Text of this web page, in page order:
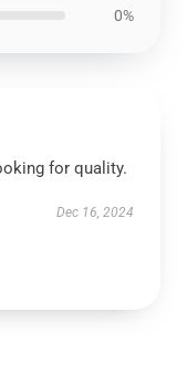
0%
for quality.
Dec 16, 2024